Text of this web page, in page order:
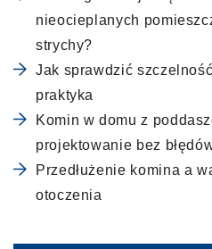
nieocieplanych
strychy?
Jak sprawdzić
praktyka
Komin w domu z
projektowanie bez
Przedłużenie komina a
otoczenia